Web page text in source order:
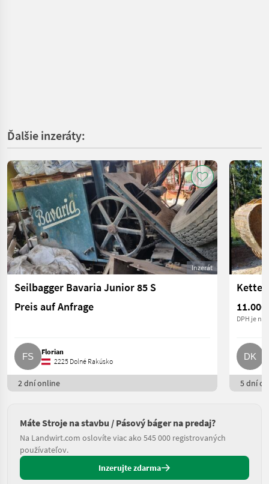
Ďalšie inzeráty:
Inzerát
Seilbagger Bavaria Junior 85 S
Preis auf Anfrage
Florian
2225 Dolné Rakúsko
2 dní online
11.000
DPH je
5 dní
Máte Stroje na stavbu / Pásový báger na predaj?
Na Landwirt.com oslovíte viac ako 545 000 registrovaných
používateľov.
Inzerujte zdarma